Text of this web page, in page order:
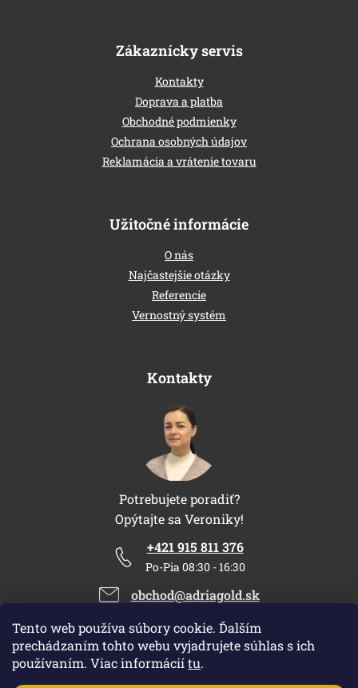
Tento web používa súbory cookie. Ďalším
prechádzaním tohto webu vyjadrujete súhlas s ich
používaním. Viac informáciítu.
Zákaznícky servis
Kontakty
Doprava a platba
Obchodné podmienky
Ochrana osobných údajov
Reklamácia a vrátenie tovaru
Užitočné informácie
O nás
Najčastejšie otázky
Referencie
Vernostný systém
Kontakty
Potrebujete poradiť?
Opýtajte sa Veroniky!
+421 915 811 376
Po-Pia 08:30 - 16:30
obchod@adriagold.sk